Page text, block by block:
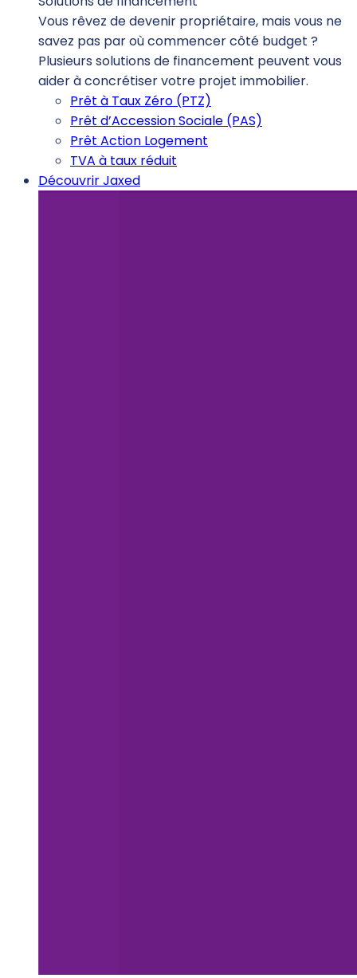
Vous rêvez de devenir propriétaire, mais vous ne
savez pas par où commencer côté budget ?
Plusieurs solutions de financement peuvent vous
aider à concrétiser votre projet immobilier.
Prêt à Taux Zéro (PTZ)
Prêt d’Accession Sociale (PAS)
Prêt Action Logement
TVA à taux réduit
Découvrir Jaxed